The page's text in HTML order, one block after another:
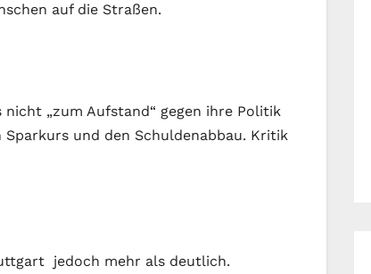
auf die Straßen.
„zum Aufstand“ gegen ihre Politik
und den Schuldenabbau. Kritik
jedoch mehr als deutlich.